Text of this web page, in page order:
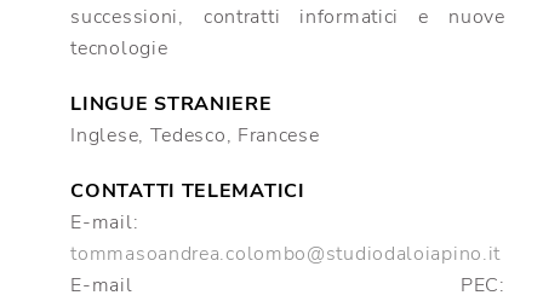
successioni, contratti informatici e nuove
tecnologie
LINGUE STRANIERE
Inglese, Tedesco, Francese
CONTATTI TELEMATICI
E-mail:
tommasoandrea.colombo@studiodaloiapino.it
E-mail PEC: